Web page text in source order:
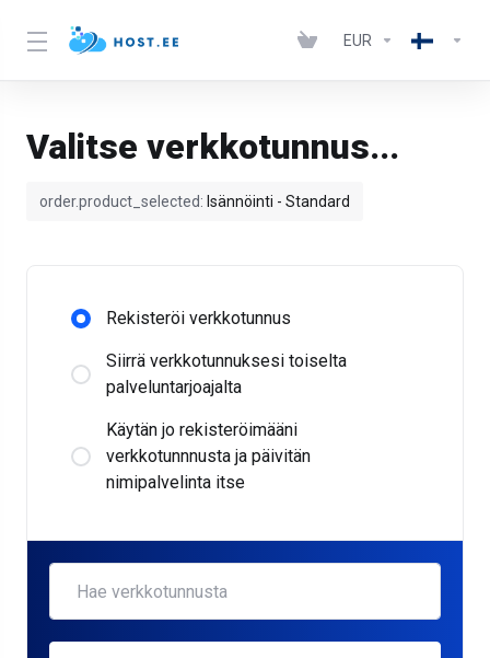
EUR
Valitse verkkotunnus...
order.product_selected: Isännöinti - Standard
Rekisteröi verkkotunnus
Siirrä verkkotunnuksesi toiselta
palveluntarjoajalta
Käytän jo rekisteröimääni
verkkotunnnusta ja päivitän
nimipalvelinta itse